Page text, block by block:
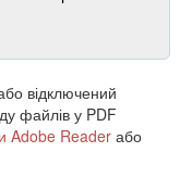
відключений
файлів у PDF
Adobe Reader або